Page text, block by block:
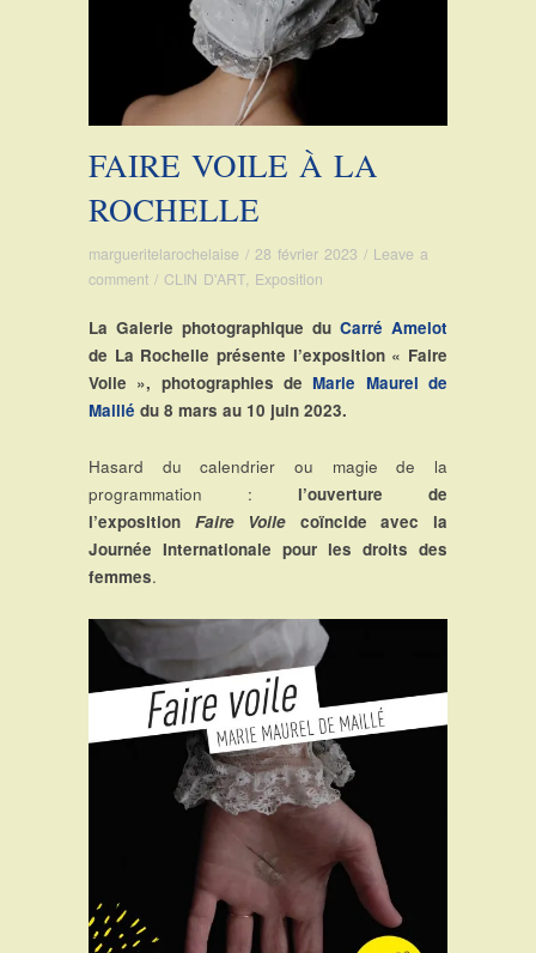
FAIRE VOILE À LA
ROCHELLE
margueritelarochelaise / 28 février 2023 / Leave a
comment / CLIN D'ART, Exposition
La Galerie photographique du Carré Amelot
de La Rochelle présente l’exposition « Faire
Voile », photographies de Marie Maurel de
Maillé du 8 mars au 10 juin 2023.
Hasard du calendrier ou magie de la
programmation : l’ouverture de
l’exposition Faire Voile coïncide avec la
Journée Internationale pour les droits des
femmes.